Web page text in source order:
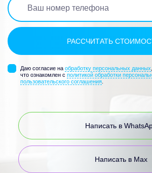
Даю согласие на обработку персональных данных
что ознакомлен с политикой обработки
пользовательского соглашения
Написать в
Написать в Max